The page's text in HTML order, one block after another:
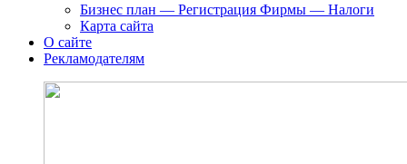
Бизнес план — Регистрация Фирмы — Налоги
Карта сайта
О сайте
Рекламодателям